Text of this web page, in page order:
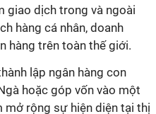
giao dịch trong và ngoài
hàng cá nhân, doanh
hàng trên toàn thế giới.
lập ngân hàng con
hoặc góp vốn vào một
rộng sự hiện diện tại thị